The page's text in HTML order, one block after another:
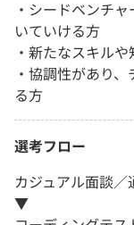
・シードベンチ
いていける方
・新たなスキル
・協調性があり
る方
選考フロー
カジュアル面談／
▼